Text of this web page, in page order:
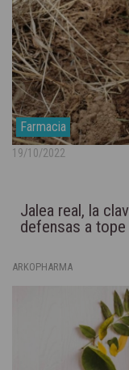
Farmacia
19/10/2022
Jalea real, la
defensas a tope
ARKOPHARMA